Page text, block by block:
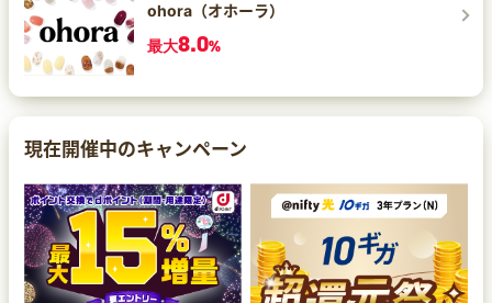
ohora（オホーラ）
最大8.0%
現在開催中のキャンペーン